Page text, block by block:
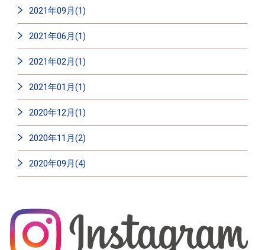
2021年09月(1)
2021年06月(1)
2021年02月(1)
2021年01月(1)
2020年12月(1)
2020年11月(2)
2020年09月(4)